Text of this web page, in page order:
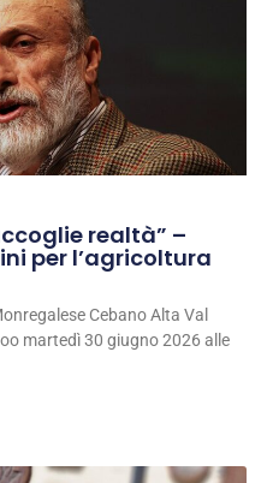
realtà” –
per l’agricoltura
Cebano Alta Val
martedì 30 giugno 2026 alle